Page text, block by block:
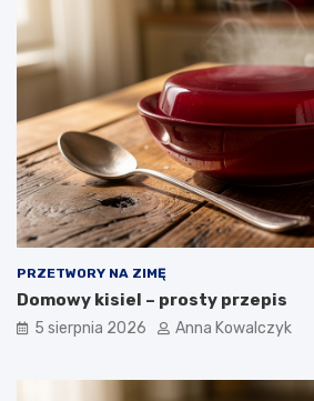
PRZETWORY NA ZIMĘ
Domowy kisiel – prosty przepis
5 sierpnia 2026 Anna Kowalczyk